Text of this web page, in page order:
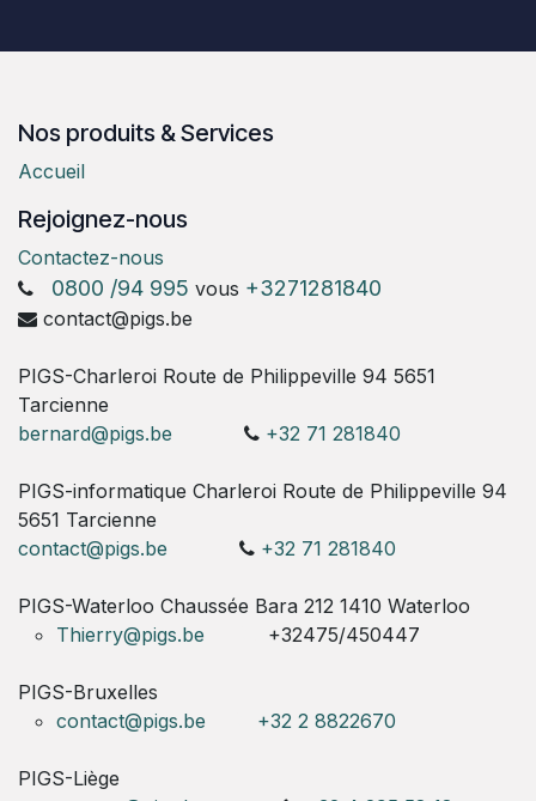
Nos produits & Services
Accueil
Rejoignez-nous
Contactez-nous
0800 /94 995 vous +3271281840
contact@pigs.be
PIGS-Charleroi Route de Philippeville 94 5651
Tarcienne
bernard@pigs.be
+32 71 281840
PIGS-informatique Charleroi Route de Philippeville 94
5651 Tarcienne
contact@pigs.be
+32 71 281840
PIGS-Waterloo Chaussée Bara 212 1410 Waterloo
Thierry@pigs.be
+32475/450447
PIGS-Bruxelles
contact@pigs.be
+32 2 8822670
PIGS-Liège